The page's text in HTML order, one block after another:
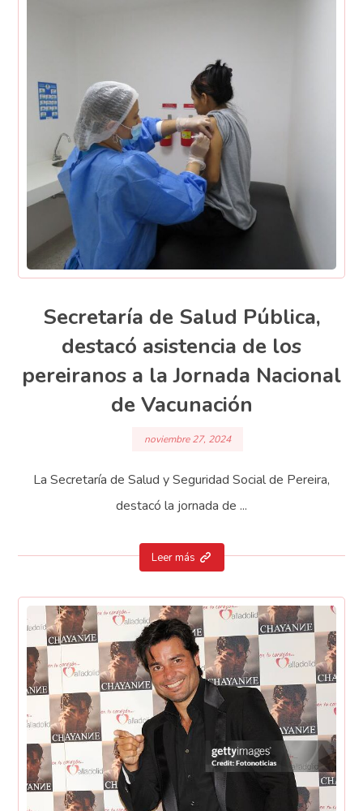
Secretaría de Salud Pública,
destacó asistencia de los
pereiranos a la Jornada Nacional
de Vacunación
noviembre 27, 2024
La Secretaría de Salud y Seguridad Social de Pereira,
destacó la jornada de ...
Leer más